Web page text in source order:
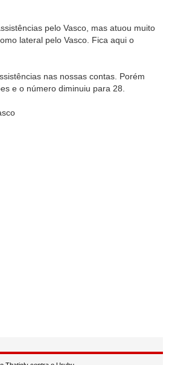
pelo Vasco, mas atuou muito
lateral pelo Vasco. Fica aqui o
nas nossas contas. Porém
e o número diminuiu para 28.